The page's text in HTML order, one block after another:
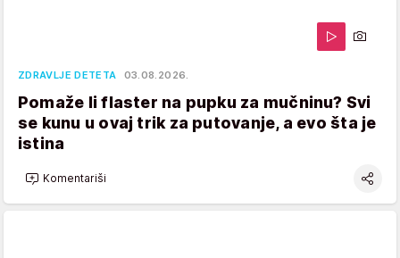
ZDRAVLJE DETETA 03.08.2026.
Pomaže li flaster na pupku za mučninu? Svi
se kunu u ovaj trik za putovanje, a evo šta je
istina
Komentariši